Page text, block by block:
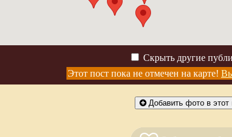
Скрыть другие
Этот пост пока не отмечен на карте!
Добавить фото в этот